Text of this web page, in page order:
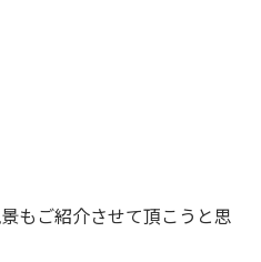
もご紹介させて頂こうと思